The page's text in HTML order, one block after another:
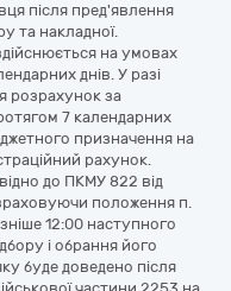
після пред'явлення
та накладної.
на умовах
днів. У разі
розрахунок за
7 календарних
призначення на
рахунок.
до ПКМУ 822 від
положення п.
12:00 наступного
і обрання його
буде доведено після